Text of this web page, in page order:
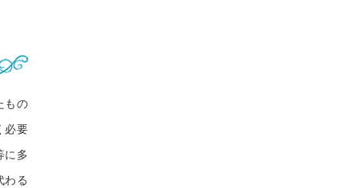
もの
必要
に多
わる